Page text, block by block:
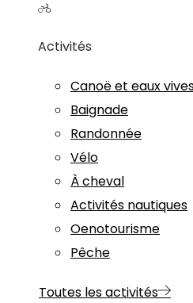
Activités
Canoë et eaux
Baignade
Randonnée
Vélo
À cheval
Activités nautiques
Oenotourisme
Pêche
Toutes les activités